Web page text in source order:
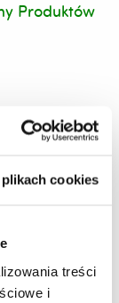
cookies
treści
i
Produktów